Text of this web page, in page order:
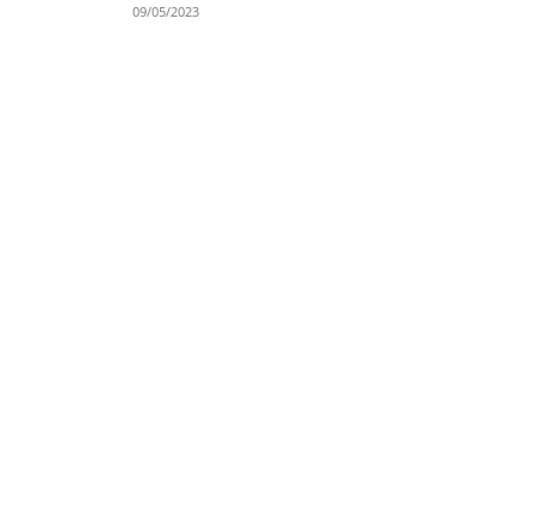
09/05/2023